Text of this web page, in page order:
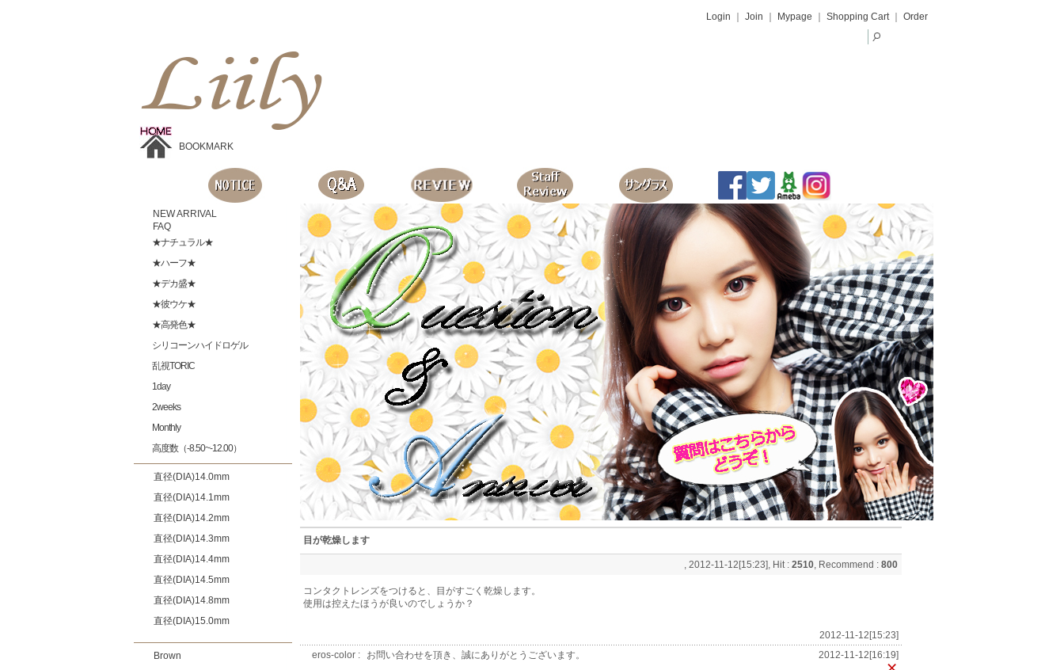
BOOKMARK
Login Join Mypage Shopping Cart｜ Order
NEW ARRIVAL
FAQ
★ナチュラル★
★ハーフ★
★デカ盛★
★彼ウケ★
★高発色★
シリコーンハイドロゲル
乱視TORIC
1day
2weeks
Monthly
高度数（-8.50~-12.00）
直径(DIA)14.0mm
直径(DIA)14.1mm
直径(DIA)14.2mm
直径(DIA)14.3mm
直径(DIA)14.4mm
直径(DIA)14.5mm
直径(DIA)14.8mm
直径(DIA)15.0mm
Brown
目が乾燥します
, 2012-11-12[15:23], Hit : 2510, Recommend : 800
コンタクトレンズをつけると、目がすごく乾燥します。
使用は控えたほうが良いのでしょうか？
2012-11-12[15:23]
eros-color :
お問い合わせを頂き、誠にありがとうございます。 2012-11-12[16:19]